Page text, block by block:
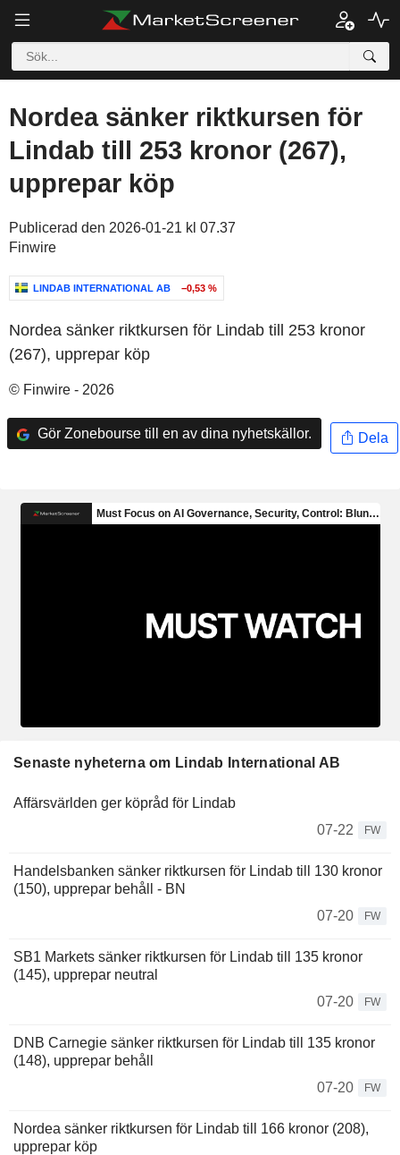
Nordea sänker riktkursen för
Lindab till 253 kronor (267),
upprepar köp
Publicerad den 2026-01-21 kl 07.37
Finwire
LINDAB INTERNATIONAL AB −0,53 %
Nordea sänker riktkursen för Lindab till 253 kronor
(267), upprepar köp
© Finwire - 2026
Gör Zonebourse till en av dina nyhetskällor. Dela
Senaste nyheterna om Lindab International AB
Affärsvärlden ger köpråd för Lindab
07-22
FW
Handelsbanken sänker riktkursen för Lindab till 130 kronor
(150), upprepar behåll - BN
07-20
FW
SB1 Markets sänker riktkursen för Lindab till 135 kronor
(145), upprepar neutral
07-20
FW
DNB Carnegie sänker riktkursen för Lindab till 135 kronor
(148), upprepar behåll
07-20
FW
Nordea sänker riktkursen för Lindab till 166 kronor (208),
upprepar köp